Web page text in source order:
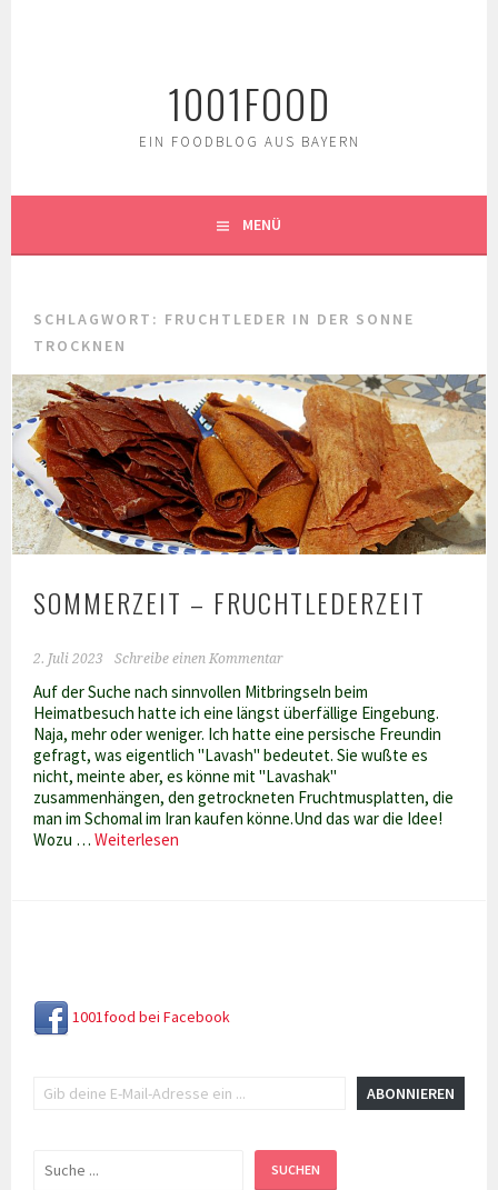
1001FOOD
EIN FOODBLOG AUS BAYERN
MENÜ
SCHLAGWORT: FRUCHTLEDER IN DER SONNE
TROCKNEN
SOMMERZEIT – FRUCHTLEDERZEIT
2. Juli 2023 Schreibe einen Kommentar
Auf der Suche nach sinnvollen Mitbringseln beim
Heimatbesuch hatte ich eine längst überfällige Eingebung.
Naja, mehr oder weniger. Ich hatte eine persische Freundin
gefragt, was eigentlich "Lavash" bedeutet. Sie wußte es
nicht, meinte aber, es könne mit "Lavashak"
zusammenhängen, den getrockneten Fruchtmusplatten, die
man im Schomal im Iran kaufen könne.Und das war die Idee!
Wozu …Weiterlesen
1001food bei Facebook
ABONNIEREN
Suchen SUCHEN